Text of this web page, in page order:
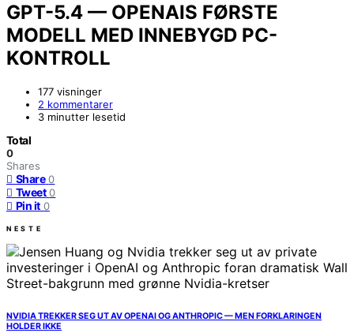
GPT-5.4 — OPENAIS FØRSTE
MODELL MED INNEBYGD PC-
KONTROLL
177 visninger
2 kommentarer
3 minutter lesetid
Total
0
Shares
Share 0
Tweet 0
Pin it 0
NESTE
NVIDIA TREKKER SEG UT AV OPENAI OG ANTHROPIC — MEN FORKLARINGEN
HOLDER IKKE